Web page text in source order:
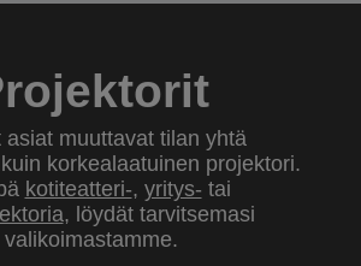
asiat muuttavat tilan yhtä
korkealaatuinen projektori.
kotiteatteri-, yritys- tai
, löydät tarvitsemasi
valikoimastamme.